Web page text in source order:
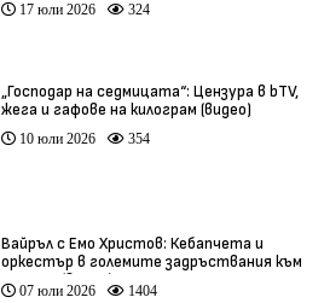
17 юли 2026 324
„Господар на седмицата“: Цензура в bTV,
жега и гафове на килограм (видео)
10 юли 2026 354
Вайръл с Емо Христов: Кебапчета и
оркестър в големите задръствания към
морето (видео)
07 юли 2026 1404